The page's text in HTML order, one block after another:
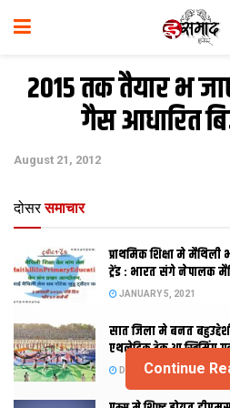
2015 तक तैयार भ
गैस आधारित
August 21, 2012
दोसर समाचार
प्राथमिक शि‍क्षा मे
ट्रेंड : भारत संगे नेपालक
JANUARY 5, 2021
सात जिला मे बनत
एथलेटिक ट्रेक आ स्विमिंग
DECEMBER 26, 2020
Continue